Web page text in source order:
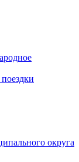
округа